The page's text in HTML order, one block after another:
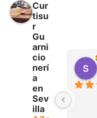
Cur
tisu
r
Gu
arni
cio
nerí
a
en
Sev
illa